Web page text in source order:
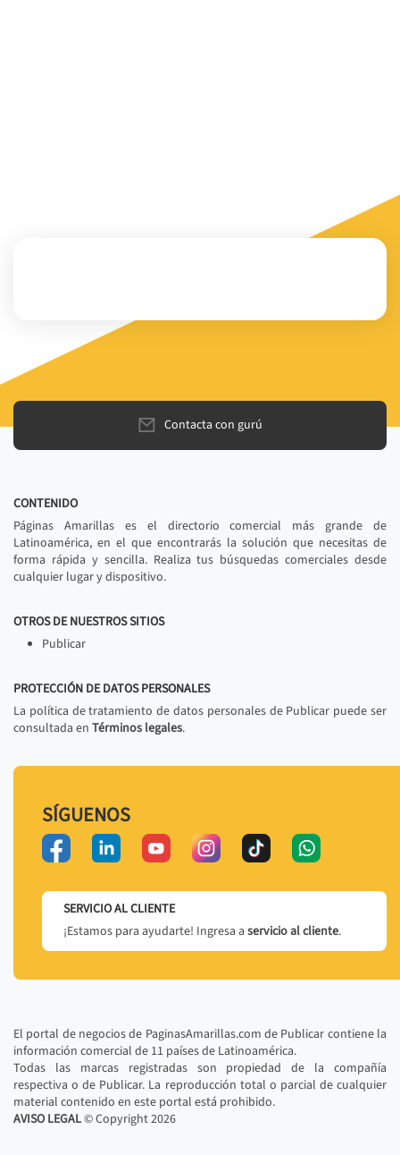
Contacta con gurú
CONTENIDO
Páginas Amarillas es el directorio comercial más grande de
Latinoamérica, en el que encontrarás la solución que necesitas de
forma rápida y sencilla. Realiza tus búsquedas comerciales desde
cualquier lugar y dispositivo.
OTROS DE NUESTROS SITIOS
Publicar
PROTECCIÓN DE DATOS PERSONALES
La política de tratamiento de datos personales de Publicar puede ser
consultada en Términos legales.
SÍGUENOS
SERVICIO AL CLIENTE
¡Estamos para ayudarte! Ingresa a servicio al cliente.
El portal de negocios de PaginasAmarillas.com de Publicar contiene la
información comercial de 11 países de Latinoamérica.
Todas las marcas registradas son propiedad de la compañía
respectiva o de Publicar. La reproducción total o parcial de cualquier
material contenido en este portal está prohibido.
AVISO LEGAL© Copyright2026